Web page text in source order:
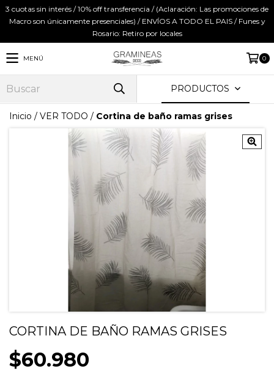
3 cuotas sin interés / 10% off transferencia / (Aclaración: Las promociones de
Macro son únicamente presenciales) / ENVÍOS A TODO EL PAIS / Funes y
Rosario: Retiro por locales
MENÚ 0
PRODUCTOS
Inicio / VER TODO / Cortina de baño ramas grises
CORTINA DE BAÑO RAMAS GRISES
$60.980